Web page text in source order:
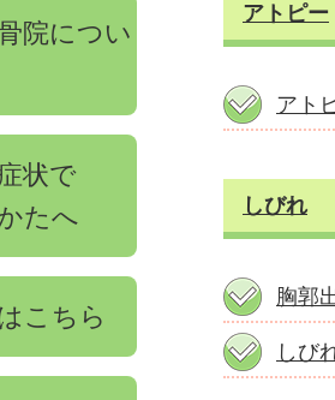
アトピー
アト
しびれ
胸郭
しび
院につい
状で
たへ
こちら